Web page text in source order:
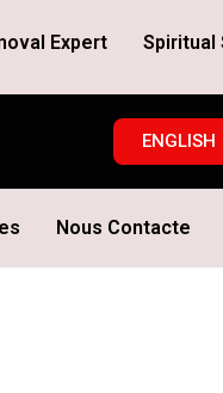
Expert Spiritual
ENGLISH
Nous Contacte